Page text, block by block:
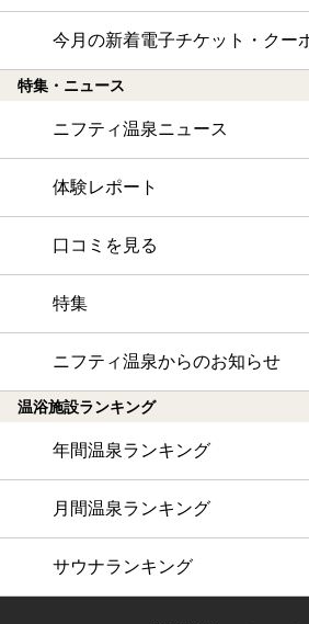
今月の新着電子チケット・クー
特集・ニュース
ニフティ温泉ニュース
体験レポート
口コミを見る
特集
ニフティ温泉からのお知らせ
温浴施設ランキング
年間温泉ランキング
月間温泉ランキング
サウナランキング